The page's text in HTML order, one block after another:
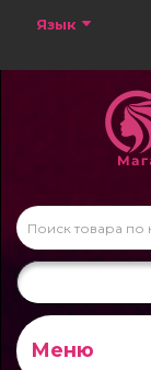
Язык
Меню